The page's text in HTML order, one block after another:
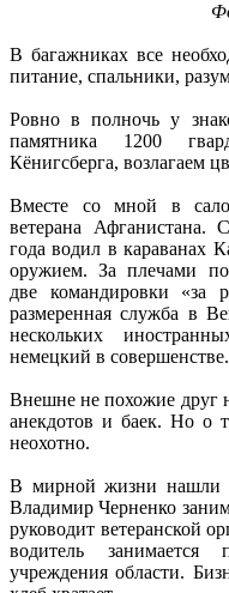
В багажниках все
питание, спальники,
Ровно в полночь у
памятника 1200
Кёнигсберга, возлагаем
Вместе со мной в
ветерана Афганистана.
года водил в караванах
оружием. За плечами
две командировки «за
размеренная служба в
нескольких
немецкий в совершенстве.
Внешне не похожие друг
анекдотов и баек. Но о
неохотно.
В мирной жизни нашли
Владимир Черненко
руководит ветеранской
водитель
учреждения области.